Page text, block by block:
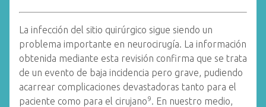
La infección del sitio quirúrgico sigue siendo un
problema importante en neurocirugía. La información
obtenida mediante esta revisión confirma que se trata
de un evento de baja incidencia pero grave, pudiendo
acarrear complicaciones devastadoras tanto para el
paciente como para el cirujano9. En nuestro medio,